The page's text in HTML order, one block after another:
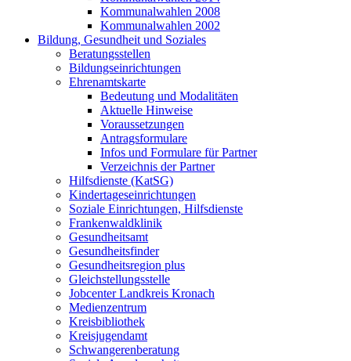
Kommunalwahlen 2008
Kommunalwahlen 2002
Bildung, Gesundheit und Soziales
Beratungsstellen
Bildungseinrichtungen
Ehrenamtskarte
Bedeutung und Modalitäten
Aktuelle Hinweise
Voraussetzungen
Antragsformulare
Infos und Formulare für Partner
Verzeichnis der Partner
Hilfsdienste (KatSG)
Kindertageseinrichtungen
Soziale Einrichtungen, Hilfsdienste
Frankenwaldklinik
Gesundheitsamt
Gesundheitsfinder
Gesundheitsregion plus
Gleichstellungsstelle
Jobcenter Landkreis Kronach
Medienzentrum
Kreisbibliothek
Kreisjugendamt
Schwangerenberatung